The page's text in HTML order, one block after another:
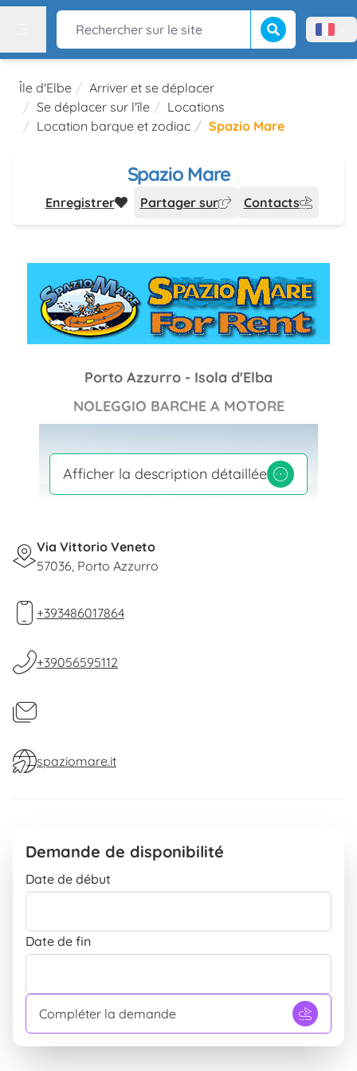
Rechercher sur le site Lancer la Menù
Île d'Elbe
Arriver et se déplacer
Se déplacer sur l'île
Locations
Location barque et zodiac
Spazio Mare
Spazio Mare
Enregistrer Partager sur Contacts
Porto Azzurro - Isola d'Elba
NOLEGGIO BARCHE A MOTORE
Afficher la description détaillée
Via Vittorio Veneto
57036, Porto Azzurro
+393486017864
+39056595112
spaziomare.it
Demande de disponibilité
Date de début
Date de fin
Compléter la demande